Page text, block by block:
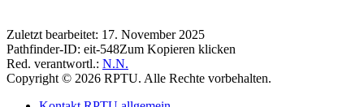
Zuletzt bearbeitet: 17. November 2025
Pathfinder-ID: eit-548Zum Kopieren klicken
Red. verantwortl.: N.N.
Copyright © 2026 RPTU. Alle Rechte vorbehalten.